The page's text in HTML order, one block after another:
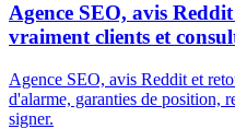
Agence SEO, avis
vraiment clients et
Agence SEO, avis Reddit et
d'alarme, garanties de position,
signer.